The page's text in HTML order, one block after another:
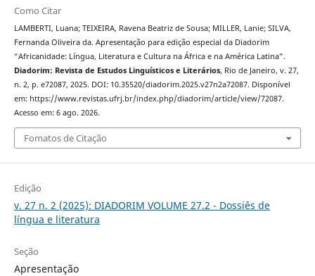
Como Citar
LAMBERTI, Luana; TEIXEIRA, Ravena Beatriz de Sousa; MILLER, Lanie; SILVA,
Fernanda Oliveira da. Apresentação para edição especial da Diadorim
“Africanidade: Língua, Literatura e Cultura na África e na América Latina”.
Diadorim: Revista de Estudos Linguísticos e Literários, Rio de Janeiro, v. 27,
n. 2, p. e72087, 2025. DOI: 10.35520/diadorim.2025.v27n2a72087. Disponível
em: https://www.revistas.ufrj.br/index.php/diadorim/article/view/72087.
Acesso em: 6 ago. 2026.
Fomatos de Citação
Edição
v. 27 n. 2 (2025): DIADORIM VOLUME 27.2 - Dossiês de
língua e literatura
Seção
Apresentação